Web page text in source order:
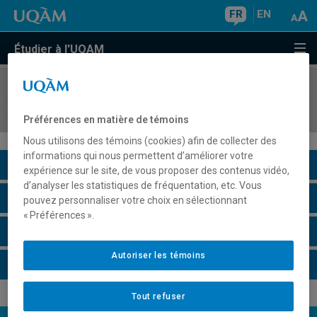
FR EN
Étudier à l'UQAM
COURS//
Description du cours
Horaire - Été 2026
Préférences en matière de témoins
Nous utilisons des témoins (cookies) afin de collecter des
informations qui nous permettent d’améliorer votre
expérience sur le site, de vous proposer des contenus vidéo,
d’analyser les statistiques de fréquentation, etc. Vous
pouvez personnaliser votre choix en sélectionnant
« Préférences ».
Tout refuser
Autoriser les témoins